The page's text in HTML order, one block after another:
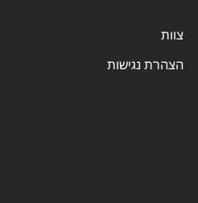
צוות
הצהרת נגישות